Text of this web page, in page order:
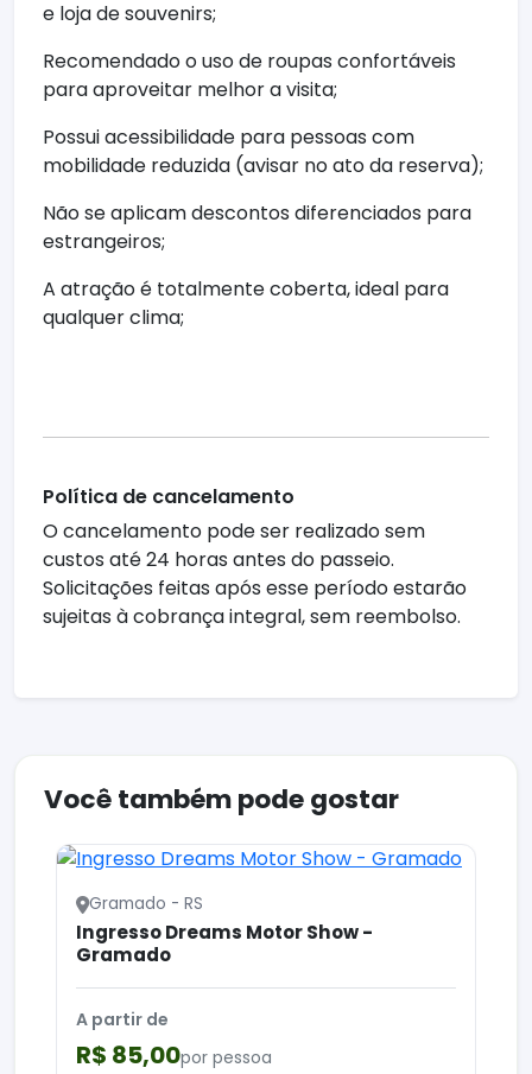
e loja de souvenirs;
Recomendado o uso de roupas confortáveis
para aproveitar melhor a visita;
Possui acessibilidade para pessoas com
mobilidade reduzida (avisar no ato da reserva);
Não se aplicam descontos diferenciados para
estrangeiros;
A atração é totalmente coberta, ideal para
qualquer clima;
Política de cancelamento
O cancelamento pode ser realizado sem
custos até 24 horas antes do passeio.
Solicitações feitas após esse período estarão
sujeitas à cobrança integral, sem reembolso.
Você também pode gostar
Gramado - RS
Ingresso Dreams Motor Show -
Gramado
A partir de
R$ 85,00por pessoa